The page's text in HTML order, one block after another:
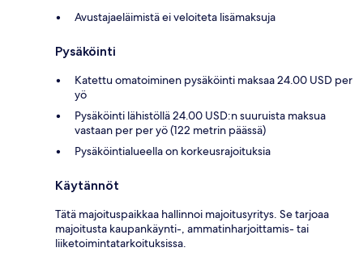
Avustajaeläimistä ei veloiteta lisämaksuja
Pysäköinti
Katettu omatoiminen pysäköinti maksaa 24.00 USD per
yö
Pysäköinti lähistöllä 24.00 USD:n suuruista maksua
vastaan per per yö (122 metrin päässä)
Pysäköintialueella on korkeusrajoituksia
Käytännöt
Tätä majoituspaikkaa hallinnoi majoitusyritys. Se tarjoaa
majoitusta kaupankäynti-, ammatinharjoittamis- tai
liiketoimintatarkoituksissa.